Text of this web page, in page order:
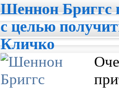
Шеннон Бриггс
с целью
Кличко